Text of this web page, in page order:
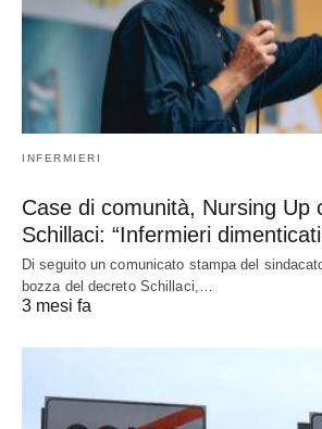
INFERMIERI
Case di comunità, Nursing Up
Schillaci: “Infermieri
Di seguito un comunicato stampa del
bozza del decreto Schillaci,…
3 mesi fa